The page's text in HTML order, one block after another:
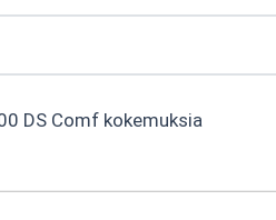
DS Comf kokemuksia